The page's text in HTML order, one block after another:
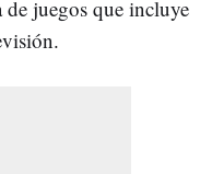
de juegos que incluye